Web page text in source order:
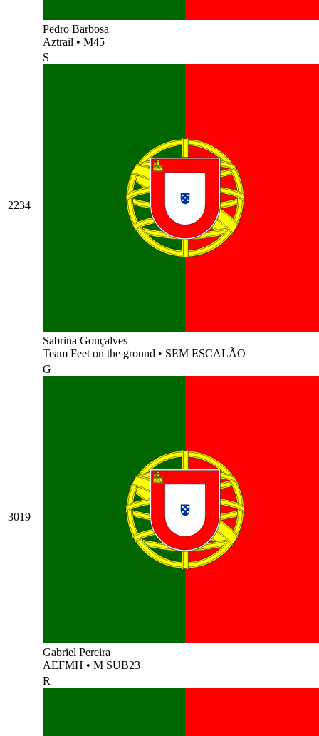
Pedro Barbosa
Aztrail • M45
2234
S
Sabrina Gonçalves
Team Feet on the ground • SEM ESCALÃO
3019
G
Gabriel Pereira
AEFMH • M SUB23
R